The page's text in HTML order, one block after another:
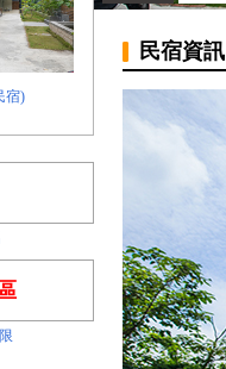
宿)
民宿資訊